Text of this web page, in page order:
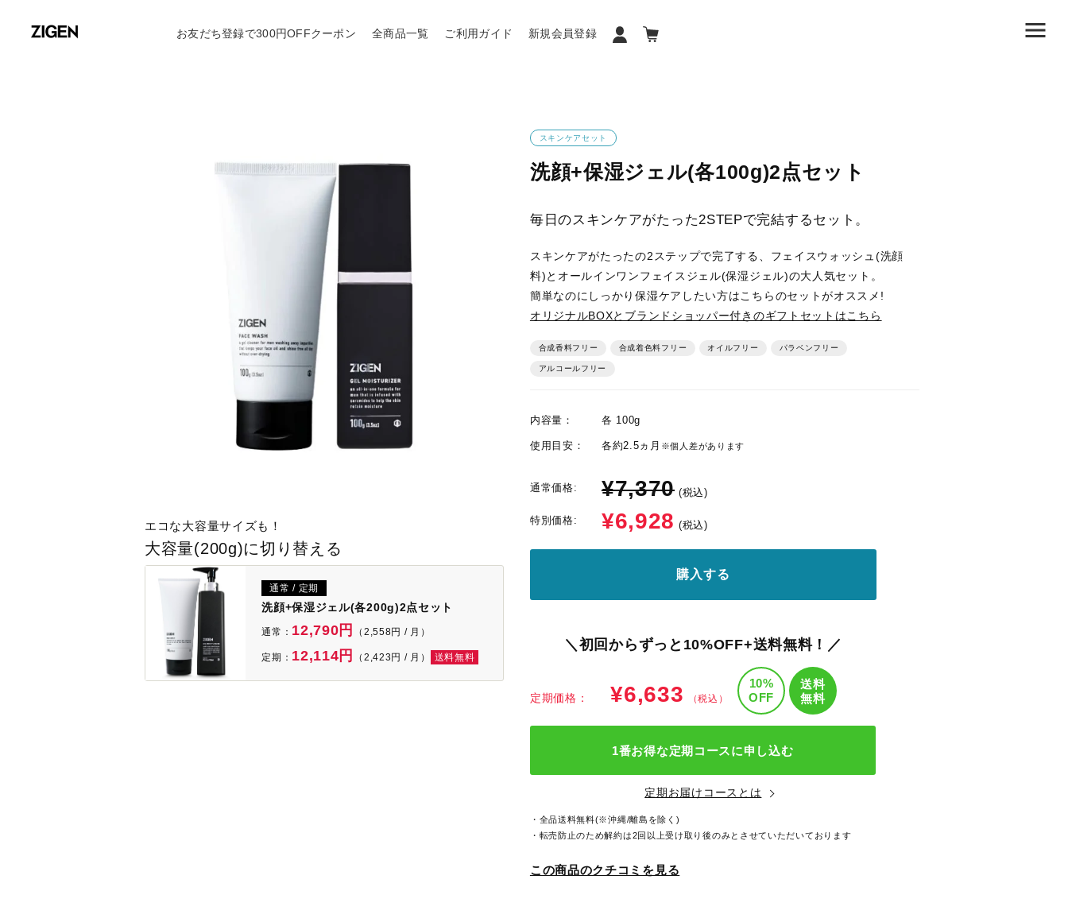
お友だち登録で300円OFFクーポン 全商品一覧 ご利用ガイド 新規会員登録
エコな大容量サイズも！
大容量(200g)に切り替える
通常 / 定期
洗顔+保湿ジェル(各200g)2点セット
通常： 12,790円 （2,558円 / 月）
定期： 12,114円 （2,423円 / 月） 送料無料
スキンケアセット
洗顔+保湿ジェル(各100g)2点セット
毎日のスキンケアがたった2STEPで完結するセット。
スキンケアがたったの2ステップで完了する、フェイスウォッシュ(洗顔
料)とオールインワンフェイスジェル(保湿ジェル)の大人気セット。
簡単なのにしっかり保湿ケアしたい方はこちらのセットがオススメ!
オリジナルBOXとブランドショッパー付きのギフトセットはこちら
合成香料フリー 合成着色料フリー オイルフリー パラベンフリー
アルコールフリー
内容量： 各 100g
使用目安： 各約2.5ヵ月 ※個人差があります
通常価格: ¥7,370 (税込)
特別価格: ¥6,928 (税込)
購入する
＼初回からずっと10%OFF+送料無料！／
定期価格： ¥6,633 （税込）
10%
OFF
送料
無料
1番お得な定期コースに申し込む
定期お届けコースとは
・全品送料無料(※沖縄/離島を除く)
・転売防止のため解約は2回以上受け取り後のみとさせていただいております
この商品のクチコミを見る